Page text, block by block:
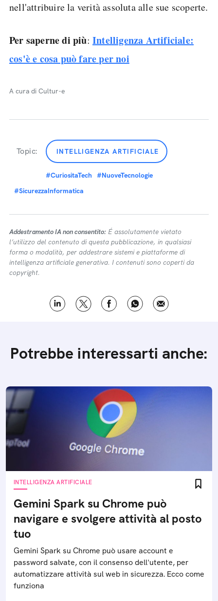
nell'attribuire la verità assoluta alle sue scoperte.
Per saperne di più:Intelligenza Artificiale:
cos'è e cosa può fare per noi
A cura di Cultur-e
Topic: INTELLIGENZA ARTIFICIALE
#CuriositaTech
#NuoveTecnologie
#SicurezzaInformatica
Addestramento IA non consentito: É assolutamente vietato
l’utilizzo del contenuto di questa pubblicazione, in qualsiasi
forma o modalità, per addestrare sistemi e piattaforme di
intelligenza artificiale generativa. I contenuti sono coperti da
copyright.
Potrebbe interessarti anche:
INTELLIGENZA ARTIFICIALE
Gemini Spark su Chrome può
navigare e svolgere attività al posto
tuo
Gemini Spark su Chrome può usare account e
password salvate, con il consenso dell'utente, per
automatizzare attività sul web in sicurezza. Ecco come
funziona